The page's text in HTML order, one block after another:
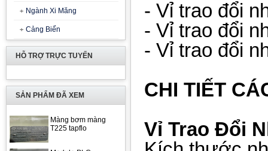
Ngành Xi Măng
Cảng Biển
HỖ TRỢ TRỰC TUYẾN
SẢN PHẨM ĐÃ XEM
Màng bơm màng
T225 tapflo
- Vỉ trao đổi
- Vỉ trao đổi
- Vỉ trao đổi
CHI TIẾT
Vỉ Trao Đổi